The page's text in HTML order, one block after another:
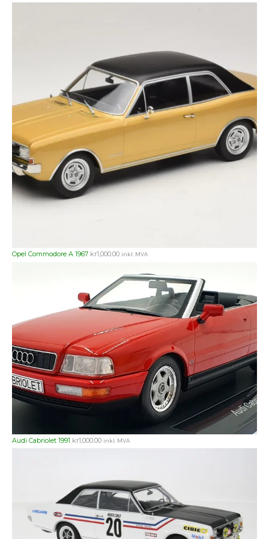
Opel Commodore A 1967 kr1,000.00 inkl. MVA
Audi Cabriolet 1991 kr1,000.00 inkl. MVA